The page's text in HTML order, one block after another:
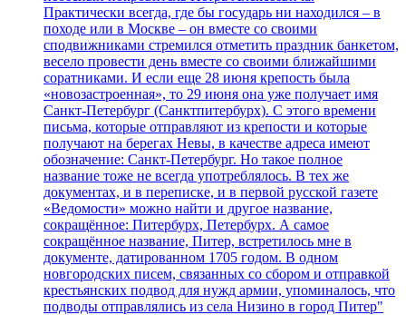
Практически всегда, где бы государь ни находился – в
походе или в Москве – он вместе со своими
сподвижниками стремился отметить праздник банкетом,
весело провести день вместе со своими ближайшими
соратниками. И если еще 28 июня крепость была
«новозастроенная», то 29 июня она уже получает имя
Санкт-Петербург (Санктпитербурх). С этого времени
письма, которые отправляют из крепости и которые
получают на берегах Невы, в качестве адреса имеют
обозначение: Санкт-Петербург. Но такое полное
название тоже не всегда употреблялось. В тех же
документах, и в переписке, и в первой русской газете
«Ведомости» можно найти и другое название,
сокращённое: Питербурх, Петербурх. А самое
сокращённое название, Питер, встретилось мне в
документе, датированном 1705 годом. В одном
новгородских писем, связанных со сбором и отправкой
крестьянских подвод для нужд армии, упоминалось, что
подводы отправлялись из села Низино в город Питер"